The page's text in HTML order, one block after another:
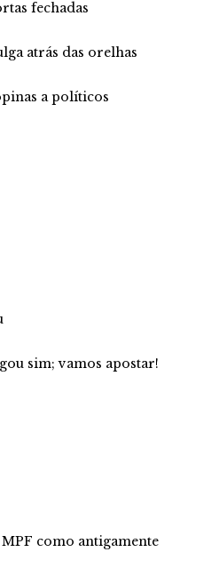
fechadas
atrás das orelhas
a políticos
sim; vamos apostar!
como antigamente